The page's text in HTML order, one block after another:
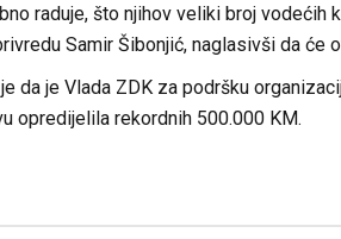
raduje, što njihov veliki broj vodećih
Samir Šibonjić, naglasivši da će
da je Vlada ZDK za podršku
opredijelila rekordnih 500.000 KM.